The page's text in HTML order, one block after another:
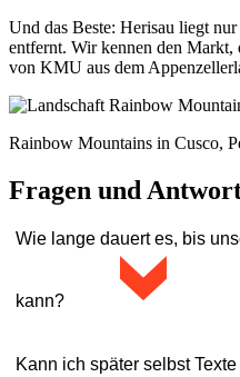
Und das Beste: Herisau liegt
entfernt. Wir kennen den
von KMU aus dem
Rainbow Mountains in Cusco,
Fragen und
Wie lange dauert es, bis
kann? >
Das hängt ganz vom Umfang
Kann ich später selbst